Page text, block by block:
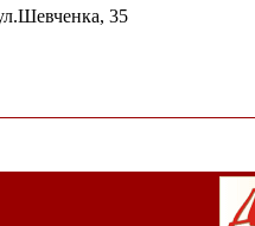
35